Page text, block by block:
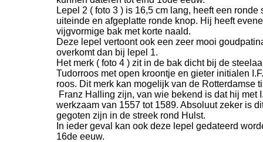
Lepel 2 ( foto 3 ) is 16,5 cm lang, heeft een
uiteinde en afgeplatte ronde knop. Hij heeft
vijgvormige bak met korte naald.
Deze lepel vertoont ook een zeer mooi
overkomt dan bij lepel 1.
Het merk ( foto 4 ) zit in de bak dicht bij de
Tudorroos met open kroontje en gieter initialen
roos. Dit merk kan mogelijk van de Rotterdamse
Franz Halling zijn, van wie bekend is dat hij met
werkzaam van 1557 tot 1589. Absoluut zeker is
gegoten zijn in de streek rond Hulst.
In ieder geval kan ook deze lepel gedateerd
16de eeuw.